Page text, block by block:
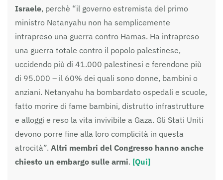
Israele, perchè “il governo estremista del primo
ministro Netanyahu non ha semplicemente
intrapreso una guerra contro Hamas. Ha intrapreso
una guerra totale contro il popolo palestinese,
uccidendo più di 41.000 palestinesi e ferendone più
di 95.000 – il 60% dei quali sono donne, bambini o
anziani. Netanyahu ha bombardato ospedali e scuole,
fatto morire di fame bambini, distrutto infrastrutture
e alloggi e reso la vita invivibile a Gaza. Gli Stati Uniti
devono porre fine alla loro complicità in questa
atrocità”. Altri membri del Congresso hanno anche
chiesto un embargo sulle armi. [Qui]